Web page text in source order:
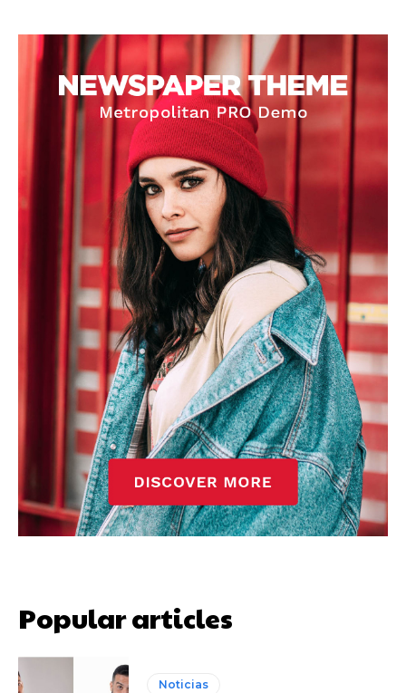
Popular articles
Noticias